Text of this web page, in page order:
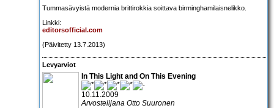
Tummasävyistä modernia brittirokkia soittava birminghamilaisnelikko.
Linkki:
editorsofficial.com
(Päivitetty 13.7.2013)
Levyarviot
In This Light and On This Evening
10.11.2009
Arvostelijana Otto Suuronen